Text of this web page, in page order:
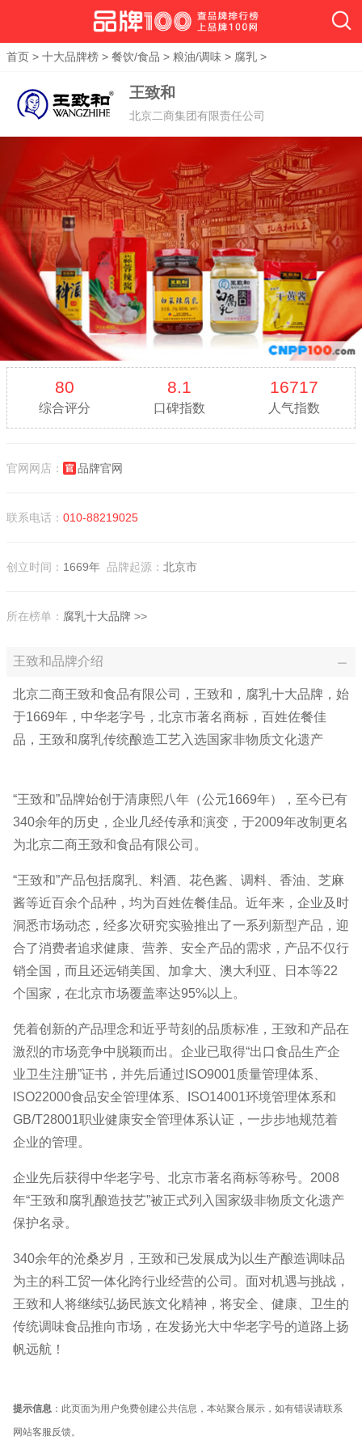
首页 > 十大品牌榜 > 餐饮/食品 > 粮油/调味 > 腐乳 >
王致和
北京二商集团有限责任公司
80
综合评分
8.1
口碑指数
16717
人气指数
官网网店： 品牌官网
联系电话： 010-88219025
创立时间： 1669年 品牌起源： 北京市
所在榜单： 腐乳十大品牌 >>
王致和品牌介绍
北京二商王致和食品有限公司，王致和，腐乳十大品牌，始
于1669年，中华老字号，北京市著名商标，百姓佐餐佳
品，王致和腐乳传统酿造工艺入选国家非物质文化遗产
“王致和”品牌始创于清康熙八年（公元1669年），至今已有
340余年的历史，企业几经传承和演变，于2009年改制更名
为北京二商王致和食品有限公司。
“王致和”产品包括腐乳、料酒、花色酱、调料、香油、芝麻
酱等近百余个品种，均为百姓佐餐佳品。近年来，企业及时
洞悉市场动态，经多次研究实验推出了一系列新型产品，迎
合了消费者追求健康、营养、安全产品的需求，产品不仅行
销全国，而且还远销美国、加拿大、澳大利亚、日本等22
个国家，在北京市场覆盖率达95%以上。
凭着创新的产品理念和近乎苛刻的品质标准，王致和产品在
激烈的市场竞争中脱颖而出。企业已取得“出口食品生产企
业卫生注册”证书，并先后通过ISO9001质量管理体系、
ISO22000食品安全管理体系、ISO14001环境管理体系和
GB/T28001职业健康安全管理体系认证，一步步地规范着
企业的管理。
企业先后获得中华老字号、北京市著名商标等称号。2008
年“王致和腐乳酿造技艺”被正式列入国家级非物质文化遗产
保护名录。
340余年的沧桑岁月，王致和已发展成为以生产酿造调味品
为主的科工贸一体化跨行业经营的公司。面对机遇与挑战，
王致和人将继续弘扬民族文化精神，将安全、健康、卫生的
传统调味食品推向市场，在发扬光大中华老字号的道路上扬
帆远航！
提示信息 ：此页面为用户免费创建公共信息，本站聚合展示，如有错误请联系
网站客服反馈。